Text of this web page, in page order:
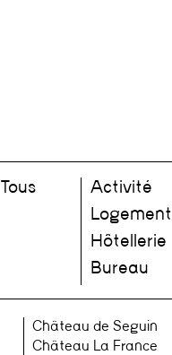
Tous
Activité
Logement
Hôtellerie
Bureau
Château de Seguin
Château La France